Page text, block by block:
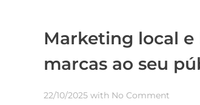
Marketing local
marcas ao seu
22/10/2025 with No Comment